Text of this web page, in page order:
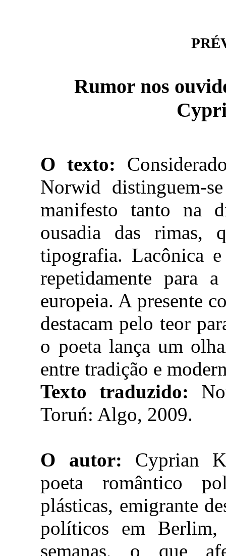
Rumor nos
O texto:
Norwid distinguem-
manifesto tanto na
ousadia das rimas,
tipografia. Lacônica
repetidamente para
europeia. A presente
destacam pelo teor
o poeta lança um
entre tradição e
Texto traduzido:
Toruń: Algo, 2009.
O autor: Cyprian
poeta romântico
plásticas, emigrante
políticos em Berlim,
semanas, o que